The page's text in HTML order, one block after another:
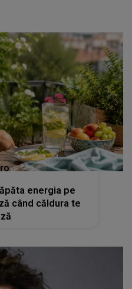
energia pe
când căldura te